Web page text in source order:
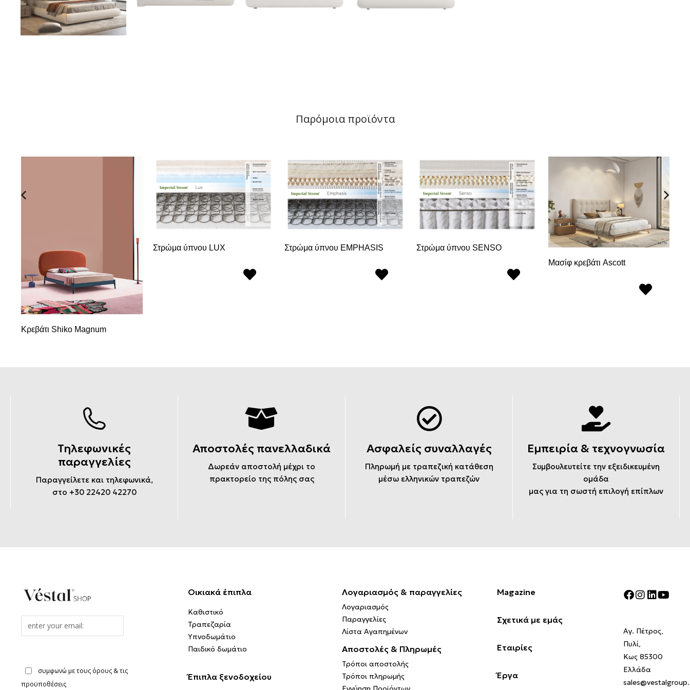
Παρόμοια προϊόντα
Κρεβάτι Shiko Magnum
Στρώμα ύπνου LUX Στρώμα ύπνου EMPHASIS
Στρώμα ύπνου SENSO
Μασίφ κρεβάτι Ascott
Τηλεφωνικές
παραγγελίες
Παραγγείλετε και τηλεφωνικά,
στο +30 22420 42270
Αποστολές πανελλαδικά
Δωρεάν αποστολή μέχρι το
πρακτορείο της πόλης σας
Ασφαλείς συναλλαγές
Πληρωμή με τραπεζική κατάθεση
μέσω ελληνικών τραπεζών
Εμπειρία & τεχνογνωσία
Συμβουλευτείτε την εξειδικευμένη
ομάδα
μας για τη σωστή επιλογή επίπλων
συμφωνώ με τους όρους & τις
προϋποθέσεις
Οικιακά έπιπλα
Καθιστικό
Τραπεζαρία
Υπνοδωμάτιο
Παιδικό δωμάτιο
Έπιπλα ξενοδοχείου
Λογαριασμός & παραγγελίες
Λογαριασμός
Παραγγελίες
Λίστα Αγαπημένων
Αποστολές & Πληρωμές
Τρόποι αποστολής
Τρόποι πληρωμής
Magazine
Σχετικά με εμάς
Εταιρίες
Έργα
Αγ. Πέτρος,
Πυλί,
Κως 85300
Ελλάδα